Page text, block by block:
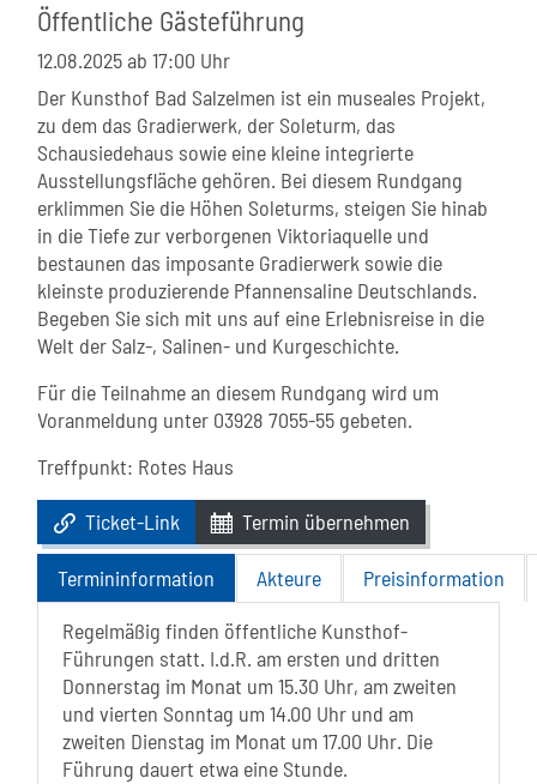
Öffentliche Gästeführung
12.08.2025ab 17:00 Uhr
Der Kunsthof Bad Salzelmen ist ein museales Projekt,
zu dem das Gradierwerk, der Soleturm, das
Schausiedehaus sowie eine kleine integrierte
Ausstellungsfläche gehören. Bei diesem Rundgang
erklimmen Sie die Höhen Soleturms, steigen Sie hinab
in die Tiefe zur verborgenen Viktoriaquelle und
bestaunen das imposante Gradierwerk sowie die
kleinste produzierende Pfannensaline Deutschlands.
Begeben Sie sich mit uns auf eine Erlebnisreise in die
Welt der Salz-, Salinen- und Kurgeschichte.
Für die Teilnahme an diesem Rundgang wird um
Voranmeldung unter 03928 7055-55 gebeten.
Treffpunkt: Rotes Haus
Ticket-Link Termin übernehmen
Termininformation Akteure
Preisinformation
Regelmäßig finden öffentliche Kunsthof-
Führungen statt. I.d.R. am ersten und dritten
Donnerstag im Monat um 15.30 Uhr, am zweiten
und vierten Sonntag um 14.00 Uhr und am
zweiten Dienstag im Monat um 17.00 Uhr. Die
Führung dauert etwa eine Stunde.